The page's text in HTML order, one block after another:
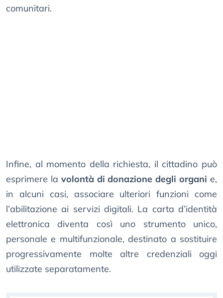
comunitari.
Infine, al momento della richiesta, il cittadino può
esprimere la volontà di donazione degli organi e,
in alcuni casi, associare ulteriori funzioni come
l’abilitazione ai servizi digitali. La carta d’identità
elettronica diventa così uno strumento unico,
personale e multifunzionale, destinato a sostituire
progressivamente molte altre credenziali oggi
utilizzate separatamente.